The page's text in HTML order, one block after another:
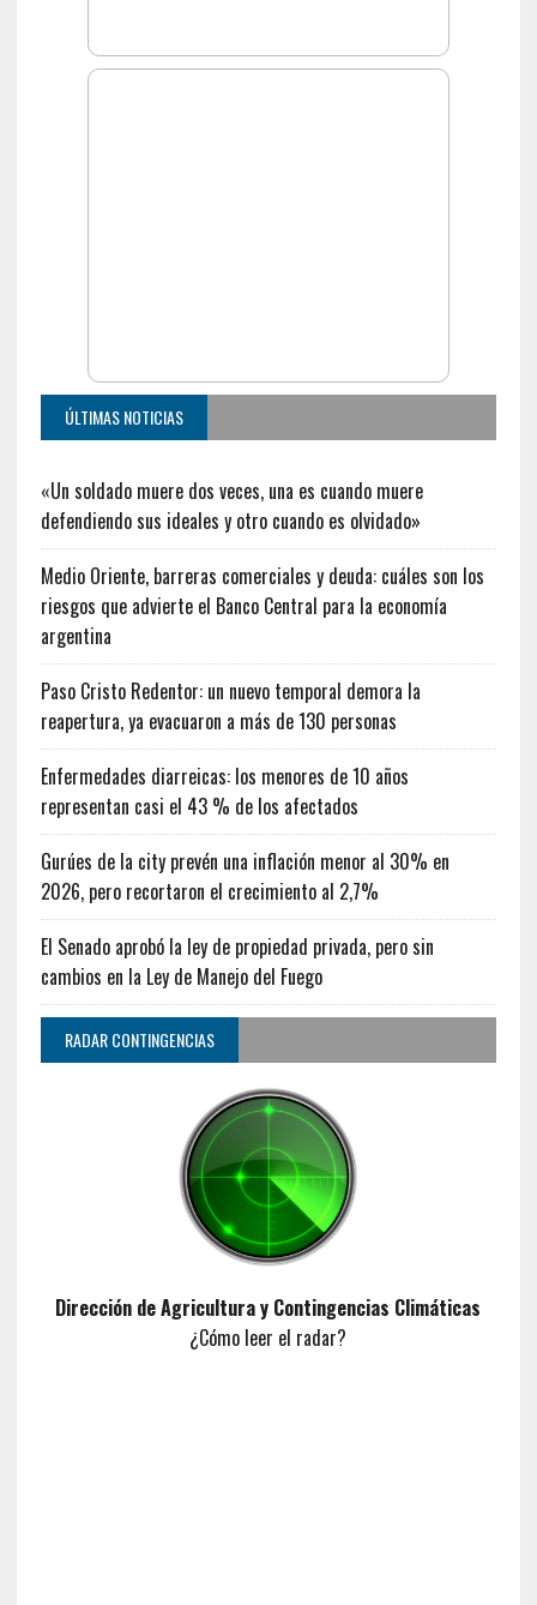
ÚLTIMAS NOTICIAS
«Un soldado muere dos veces, una es cuando muere
defendiendo sus ideales y otro cuando es olvidado»
Medio Oriente, barreras comerciales y deuda: cuáles son los
riesgos que advierte el Banco Central para la economía
argentina
Paso Cristo Redentor: un nuevo temporal demora la
reapertura, ya evacuaron a más de 130 personas
Enfermedades diarreicas: los menores de 10 años
representan casi el 43 % de los afectados
Gurúes de la city prevén una inflación menor al 30% en
2026, pero recortaron el crecimiento al 2,7%
El Senado aprobó la ley de propiedad privada, pero sin
cambios en la Ley de Manejo del Fuego
RADAR CONTINGENCIAS
Dirección de Agricultura y Contingencias Climáticas
¿Cómo leer el radar?